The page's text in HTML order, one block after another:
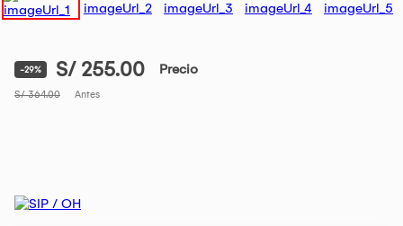
la
misma
-29% S/ 255.00 Precio
S/ 364.00 Antes